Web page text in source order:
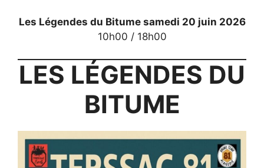
Les Légendes du Bitume samedi 20 juin 2026
10h00 / 18h00
LES LÉGENDES DU
BITUME